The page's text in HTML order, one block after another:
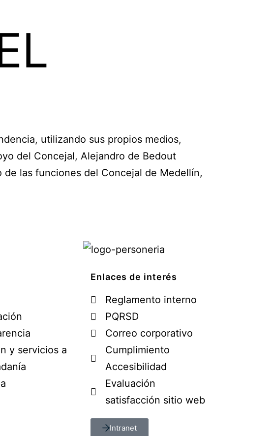
utilizando sus propios medios,
del Concejal, Alejandro de Bedout
las funciones del Concejal de Medellín,
y servicios a
Enlaces de interés
Reglamento interno
PQRSD
Correo corporativo
Cumplimiento
Accesibilidad
Evaluación
satisfacción sitio web
Intranet